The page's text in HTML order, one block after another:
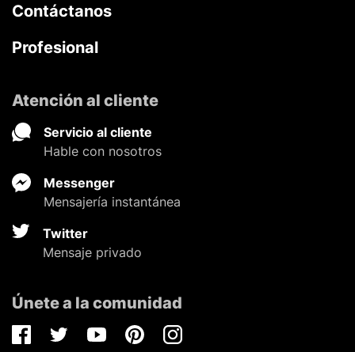
Contáctanos
Profesional
Atención al cliente
Servicio al cliente
Hable con nosotros
Messenger
Mensajería instantánea
Twitter
Mensaje privado
Únete a la comunidad
FacebookTwitterYoutubePinterestInstagram